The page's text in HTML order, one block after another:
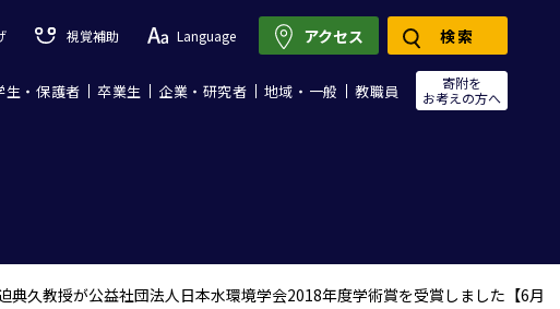
視覚補助 Language
生・保護者 卒業生 企業・研究者 地域・一般 教職員
寄附を
お考えの方へ
アクセス 検索
典久教授が公益社団法人日本水環境学会2018年度学術賞を受賞しました【6月